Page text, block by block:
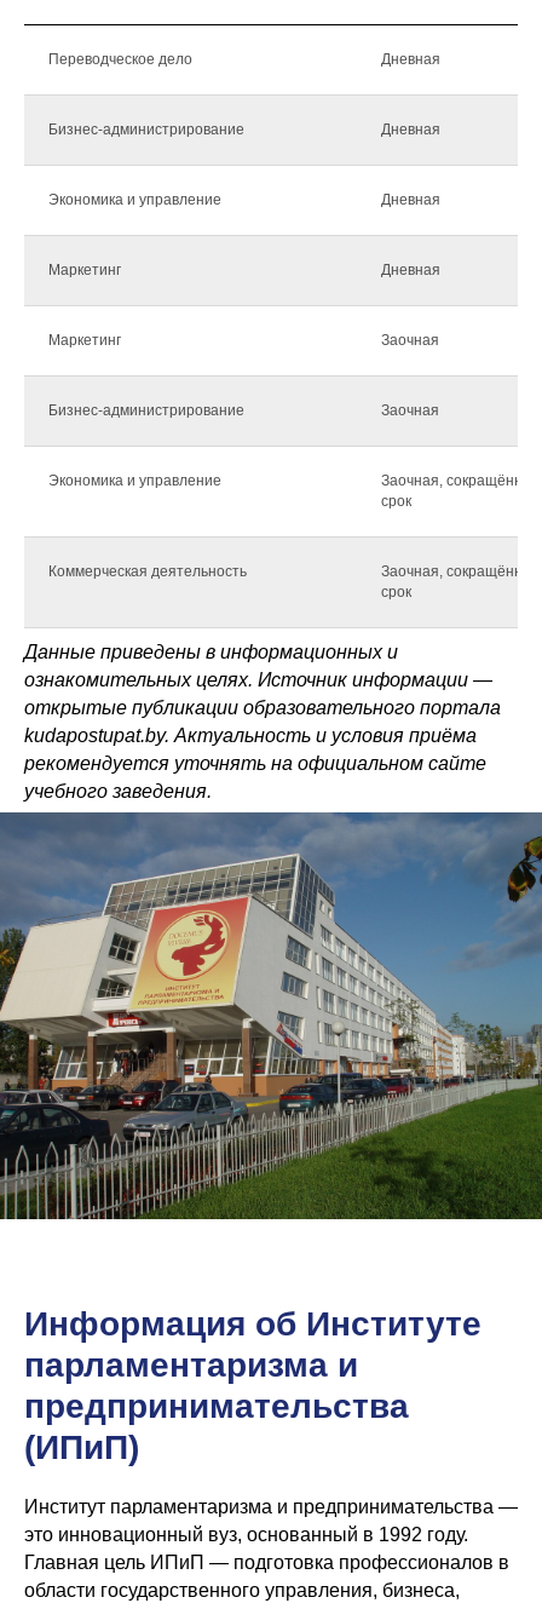
Переводческое дело Дневная
Бизнес-администрирование Дневная
Экономика и управление Дневная
Маркетинг Дневная
Маркетинг Заочная
Бизнес-администрирование Заочная
Экономика и управление
Заочная, сокращённый
срок
Коммерческая деятельность
Заочная, сокращённый
срок
Данные приведены в информационных и
ознакомительных целях. Источник информации —
открытые публикации образовательного портала
kudapostupat.by. Актуальность и условия приёма
рекомендуется уточнять на официальном сайте
учебного заведения.
Информация об Институте
парламентаризма и
предпринимательства
(ИПиП)
Институт парламентаризма и предпринимательства —
это инновационный вуз, основанный в 1992 году.
Главная цель ИПиП — подготовка профессионалов в
области государственного управления, бизнеса,